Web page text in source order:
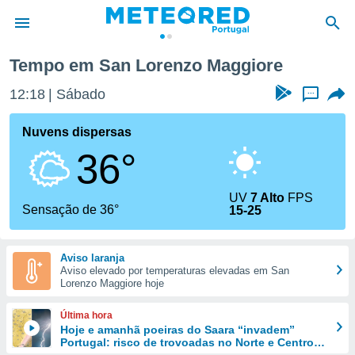
da
foi
fornecidas
a este
das
e
forma
digital
Tempo em San Lorenzo Maggiore
12:18 Sábado ...
Nuvens dispersas
36°
Sensação de 36°
UV7 Alto FPS
15-25
Aviso laranja
Aviso elevado por temperaturas elevadas em San
Lorenzo Maggiore hoje
Última hora
Hoje e amanhã poeiras do Saara “invadem”
Portugal: risco de trovoadas no Norte e Centro